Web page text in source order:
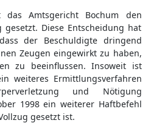
Amtsgericht Bochum den
Diese Entscheidung hat
der Beschuldigte dringend
Zeugen eingewirkt zu haben,
zu beeinflussen. Insoweit ist
weiteres Ermittlungsverfahren
und Nötigung
1998 ein weiterer Haftbefehl
gesetzt ist.